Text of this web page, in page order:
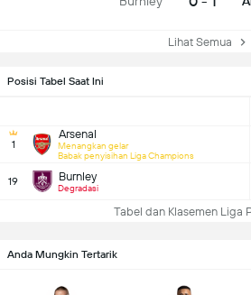
Posisi Tabel Saat Ini
1
Arsenal
Menangkan gelar
Babak penyisihan Liga Champions
19 Burnley
Degradasi
Tabel dan Klasemen Liga
Lihat Semua
Anda Mungkin Tertarik